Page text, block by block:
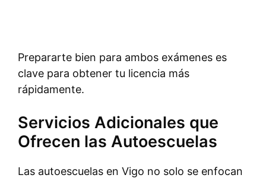
Prepararte bien para ambos exámenes es
clave para obtener tu licencia más
rápidamente.
Servicios Adicionales que
Ofrecen las Autoescuelas
Las autoescuelas en Vigo no solo se enfocan